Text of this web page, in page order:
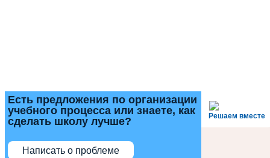
Решаем вместе
Есть предложения по организации
учебного процесса или знаете, как
сделать школу лучше?
Написать о проблеме